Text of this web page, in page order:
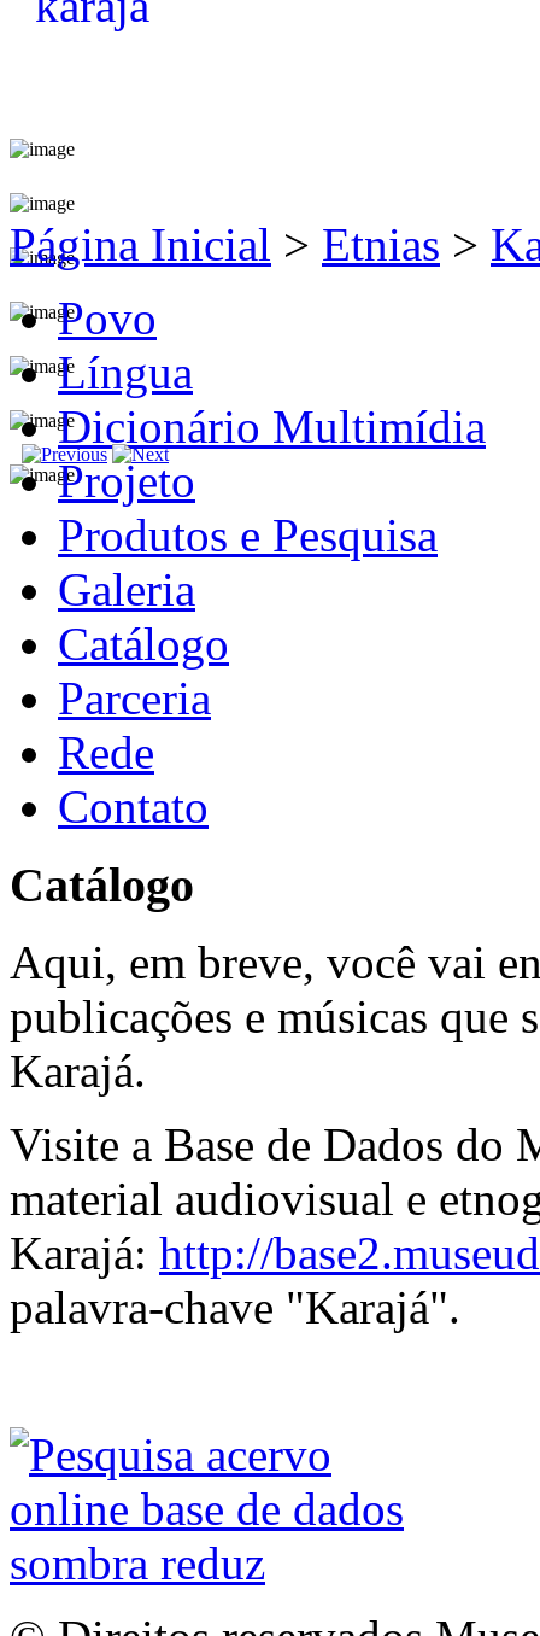
Página Inicial > Etnias >
Povo
Língua
Dicionário Multimídia
Projeto
Produtos e Pesquisa
Galeria
Catálogo
Parceria
Rede
Contato
Catálogo
Aqui, em breve, você vai
publicações e músicas que
Karajá.
Visite a Base de Dados do
material audiovisual e
Karajá: http://
palavra-chave "Karajá".